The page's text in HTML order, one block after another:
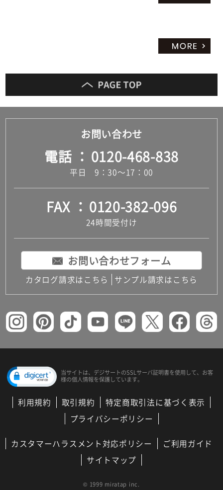
お問い合わせ
電話 0120-468-838
平日 9：30～17：00
FAX 0120-382-096
24時間受付け
お問い合わせフォーム
カタログ請求はこちら サンプル請求はこちら
当サイトは、デジサートのSSLサーバ証明書を使用して、 お客
様の個人情報を保護しています。
利用規約 取引規約
特定商取引法に基づく表示
プライバシーポリシー
カスタマーハラスメント対応ポリシー
ご利用ガイド
サイトマップ
© 1999 miratap inc.